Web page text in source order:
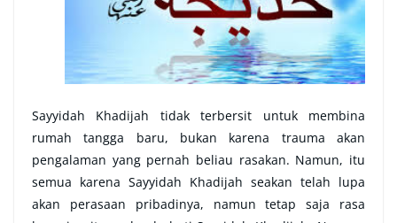
Sayyidah Khadijah tidak terbersit untuk membina
rumah tangga baru, bukan karena trauma akan
pengalaman yang pernah beliau rasakan. Namun, itu
semua karena Sayyidah Khadijah seakan telah lupa
akan perasaan pribadinya, namun tetap saja rasa